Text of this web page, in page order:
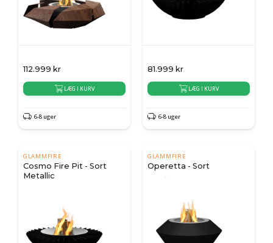
112.999 kr
LÆG I KURV
6-8 uger
81.999 kr
LÆG I KURV
6-8 uger
GLAMMFIRE
Cosmo Fire Pit - Sort
Metallic
GLAMMFIRE
Operetta - Sort